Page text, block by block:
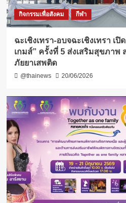
กิจกรรมเพื่อสังคม กีฬา
ฉะเชิงเทรา-อบจฉะเชิงเทรา เ
เกมส์” ครั้งที่ 5 ส่งเสริมสุขภา
ภัยยาเสพติด
@thainews 20/06/2026